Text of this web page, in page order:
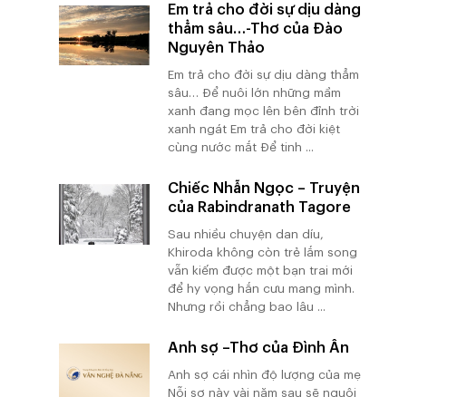
Em trả cho đời sự dịu dàng
thẳm sâu…-Thơ của Đào
Nguyên Thảo
Em trả cho đời sự dịu dàng thẳm
sâu… Để nuôi lớn những mầm
xanh đang mọc lên bên đỉnh trời
xanh ngát Em trả cho đời kiệt
cùng nước mắt Để tinh ...
Chiếc Nhẫn Ngọc – Truyện
của Rabindranath Tagore
Sau nhiều chuyện dan díu,
Khiroda không còn trẻ lắm song
vẫn kiếm được một bạn trai mới
để hy vọng hắn cưu mang mình.
Nhưng rồi chẳng bao lâu ...
Anh sợ –Thơ của Đình Ân
Anh sợ cái nhìn độ lượng của mẹ
Nỗi sợ này vài năm sau sẽ nguôi